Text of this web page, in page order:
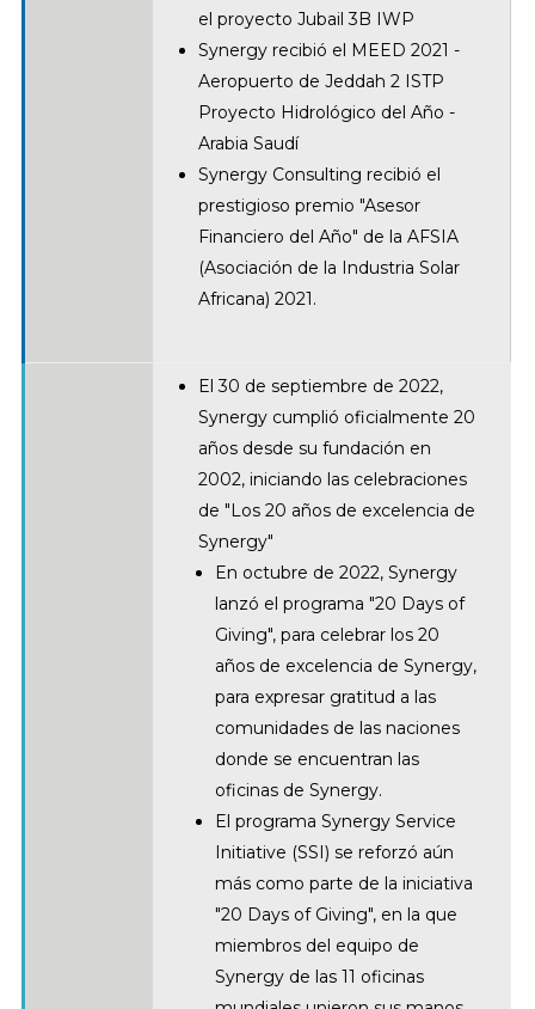
el proyecto Jubail 3B IWP
Synergy recibió el MEED 2021 -
Aeropuerto de Jeddah 2 ISTP
Proyecto Hidrológico del Año -
Arabia Saudí
Synergy Consulting recibió el
prestigioso premio "Asesor
Financiero del Año" de la AFSIA
(Asociación de la Industria Solar
Africana) 2021.
El 30 de septiembre de 2022,
Synergy cumplió oficialmente 20
años desde su fundación en
2002, iniciando las celebraciones
de "Los 20 años de excelencia de
Synergy"
En octubre de 2022, Synergy
lanzó el programa "20 Days of
Giving", para celebrar los 20
años de excelencia de Synergy,
para expresar gratitud a las
comunidades de las naciones
donde se encuentran las
oficinas de Synergy.
El programa Synergy Service
Initiative (SSI) se reforzó aún
más como parte de la iniciativa
"20 Days of Giving", en la que
miembros del equipo de
Synergy de las 11 oficinas